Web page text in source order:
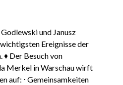
und Janusz
Ereignisse der
♦ Der Besuch von
Merkel in Warschau wirft
auf: ⋅ Gemeinsamkeiten